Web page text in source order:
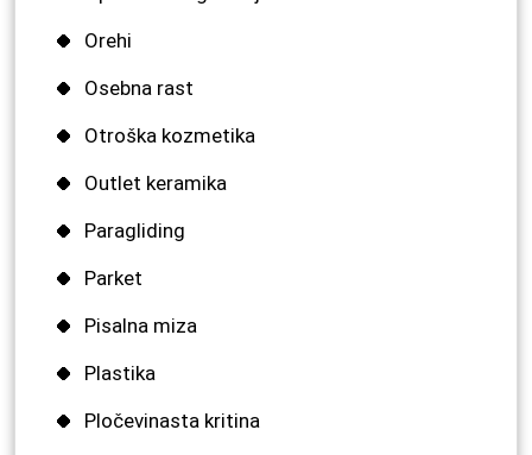
Orehi
Osebna rast
Otroška kozmetika
Outlet keramika
Paragliding
Parket
Pisalna miza
Plastika
Pločevinasta kritina